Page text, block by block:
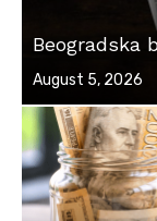
Beogradska
Posted
on
August 5, 2026